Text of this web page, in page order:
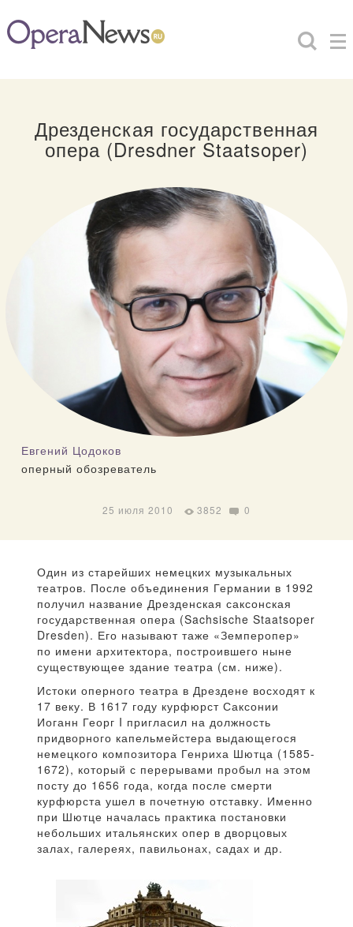
Дрезденская государственная
опера (Dresdner Staatsoper)
Евгений Цодоков
оперный обозреватель
25 июля 2010 3852 0
Один из старейших немецких музыкальных
театров. После объединения Германии в 1992
получил название Дрезденская саксонская
государственная опера (Sachsische Staatsoper
Dresden). Его называют таже «Земперопер»
по имени архитектора, построившего ныне
существующее здание театра (см. ниже).
Истоки оперного театра в Дрездене восходят к
17 веку. В 1617 году курфюрст Саксонии
Иоганн Георг I пригласил на должность
придворного капельмейстера выдающегося
немецкого композитора Генриха Шютца (1585-
1672), который с перерывами пробыл на этом
посту до 1656 года, когда после смерти
курфюрста ушел в почетную отставку. Именно
при Шютце началась практика постановки
небольших итальянских опер в дворцовых
залах, галереях, павильонах, садах и др.